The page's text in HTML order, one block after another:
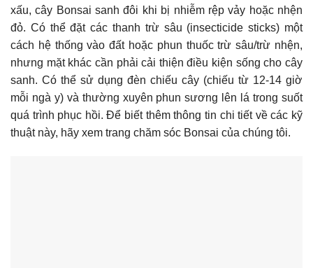
xấu, cây Bonsai sanh đôi khi bị nhiễm rệp vảy hoặc nhện
đỏ. Có thể đặt các thanh trừ sâu (insecticide sticks) một
cách hệ thống vào đất hoặc phun thuốc trừ sâu/trừ nhện,
nhưng mặt khác cần phải cải thiện điều kiện sống cho cây
sanh. Có thể sử dụng đèn chiếu cây (chiếu từ 12-14 giờ
mỗi ngà y) và thường xuyên phun sương lên lá trong suốt
quá trình phục hồi. Để biết thêm thông tin chi tiết về các kỹ
thuật này, hãy xem trang chăm sóc Bonsai của chúng tôi.